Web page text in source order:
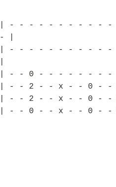
| - - - - - - - - - -
- |
| - - - - - - - - - -
| - - 0 - - - - - - - -
| - - 2 - - x - - 0 -
| - - 2 - - x - - 0 -
| - - 0 - - x - - 0 -